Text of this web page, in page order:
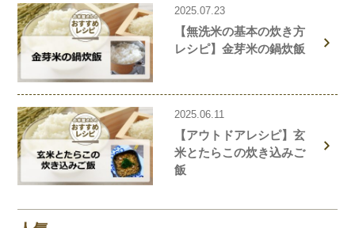
2025.07.23
【無洗米の基本の炊き方
レシピ】金芽米の鍋炊飯
2025.06.11
【アウトドアレシピ】玄
米とたらこの炊き込みご
飯